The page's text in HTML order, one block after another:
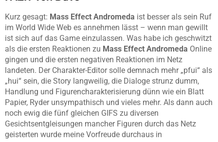
Kurz gesagt: Mass Effect Andromeda ist besser als sein Ruf
im World Wide Web es annehmen lässt – wenn man gewillt
ist sich auf das Game einzulassen. Was habe ich geschwitzt
als die ersten Reaktionen zu Mass Effect Andromeda Online
gingen und die ersten negativen Reaktionen im Netz
landeten. Der Charakter-Editor solle demnach mehr „pfui“ als
„hui“ sein, die Story langweilig, die Dialoge strunz dumm,
Handlung und Figurencharakterisierung dünn wie ein Blatt
Papier, Ryder unsympathisch und vieles mehr. Als dann auch
noch ewig die fünf gleichen GIFS zu diversen
Gesichtsentgleisungen mancher Figuren durch das Netz
geisterten wurde meine Vorfreude durchaus in